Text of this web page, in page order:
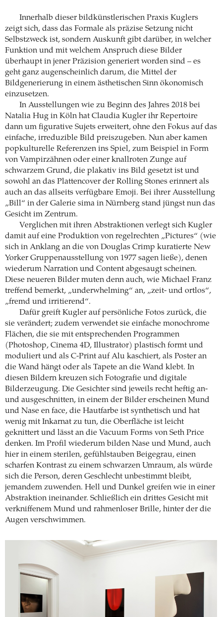
Innerhalb dieser bildkünstlerischen Praxis Kuglers
zeigt sich, dass das Formale als präzise Setzung nicht
Selbstzweck ist, sondern Auskunft gibt darüber, in welcher
Funktion und mit welchem Anspruch diese Bilder
überhaupt in jener Präzision generiert worden sind – es
geht ganz augenscheinlich darum, die Mittel der
Bildgenerierung in einem ästhetischen Sinn ökonomisch
einzusetzen.
In Ausstellungen wie zu Beginn des Jahres 2018 bei
Natalia Hug in Köln hat Claudia Kugler ihr Repertoire
dann um figurative Sujets erweitert, ohne den Fokus auf das
einfache, irreduzible Bild preiszugeben. Nun aber kamen
popkulturelle Referenzen ins Spiel, zum Beispiel in Form
von Vampirzähnen oder einer knallroten Zunge auf
schwarzem Grund, die plakativ ins Bild gesetzt ist und
sowohl an das Plattencover der Rolling Stones erinnert als
auch an das allseits verfügbare Emoji. Bei ihrer Ausstellung
„Bill“ in der Galerie sima in Nürnberg stand jüngst nun das
Gesicht im Zentrum.
Verglichen mit ihren Abstraktionen verlegt sich Kugler
damit auf eine Produktion von regelrechten „Pictures“ (wie
sich in Anklang an die von Douglas Crimp kuratierte New
Yorker Gruppenausstellung von 1977 sagen ließe), denen
wiederum Narration und Content abgesaugt scheinen.
Diese neueren Bilder muten denn auch, wie Michael Franz
treffend bemerkt, „underwhelming“ an, „zeit- und ortlos“,
„fremd und irritierend“.
Dafür greift Kugler auf persönliche Fotos zurück, die
sie verändert; zudem verwendet sie einfache monochrome
Flächen, die sie mit entsprechenden Programmen
(Photoshop, Cinema 4D, Illustrator) plastisch formt und
moduliert und als C-Print auf Alu kaschiert, als Poster an
die Wand hängt oder als Tapete an die Wand klebt. In
diesen Bildern kreuzen sich Fotografie und digitale
Bilderzeugung. Die Gesichter sind jeweils recht heftig an-
und ausgeschnitten, in einem der Bilder erscheinen Mund
und Nase en face, die Hautfarbe ist synthetisch und hat
wenig mit Inkarnat zu tun, die Oberfläche ist leicht
geknittert und lässt an die Vacuum Forms von Seth Price
denken. Im Profil wiederum bilden Nase und Mund, auch
hier in einem sterilen, gefühlstauben Beigegrau, einen
scharfen Kontrast zu einem schwarzen Umraum, als würde
sich die Person, deren Geschlecht unbestimmt bleibt,
jemandem zuwenden. Hell und Dunkel greifen wie in einer
Abstraktion ineinander. Schließlich ein drittes Gesicht mit
verkniffenem Mund und rahmenloser Brille, hinter der die
Augen verschwimmen.